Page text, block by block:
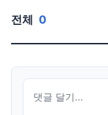
전체 0